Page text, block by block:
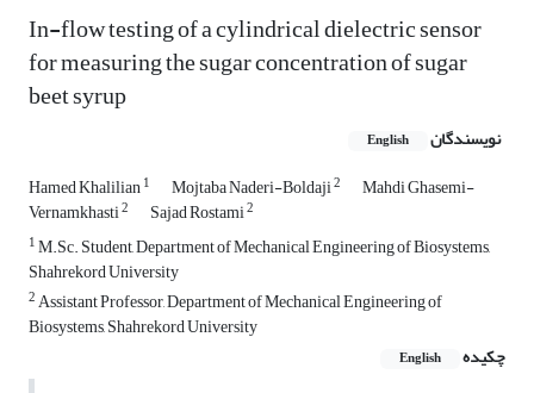
In-flow testing of a cylindrical dielectric sensor
for measuring the sugar concentration of sugar
beet syrup
نویسندگان English
Hamed Khalilian1 Mojtaba Naderi-Boldaji2 Mahdi Ghasemi-
Vernamkhasti2 Sajad Rostami2
1M.Sc. Student, Department of Mechanical Engineering of Biosystems,
Shahrekord University
2Assistant Professor, Department of Mechanical Engineering of
Biosystems, Shahrekord University
چکیده
English